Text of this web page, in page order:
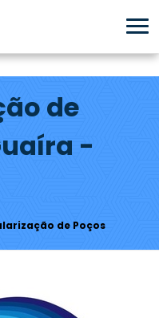
de
-
de Poços